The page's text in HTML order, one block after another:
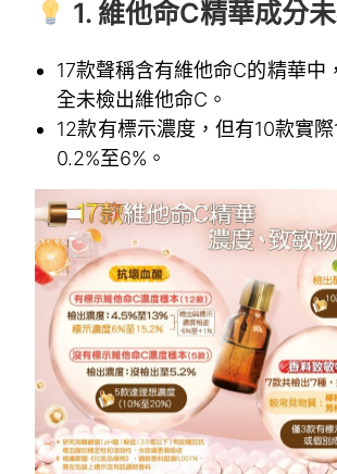
1. 維他命C精華成分
17款聲稱含有維他命C的精華中
全未檢出維他命C。
12款有標示濃度，但有10款實
0.2%至6%。